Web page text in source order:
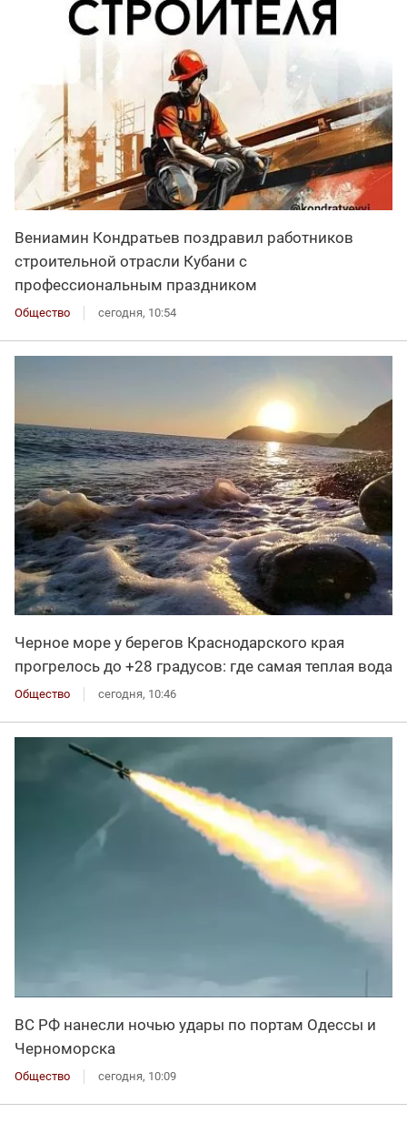
Вениамин Кондратьев поздравил работников
строительной отрасли Кубани с
профессиональным праздником
Общество сегодня, 10:54
Черное море у берегов Краснодарского края
прогрелось до +28 градусов: где самая теплая вода
Общество сегодня, 10:46
ВС РФ нанесли ночью удары по портам Одессы и
Черноморска
Общество сегодня, 10:09